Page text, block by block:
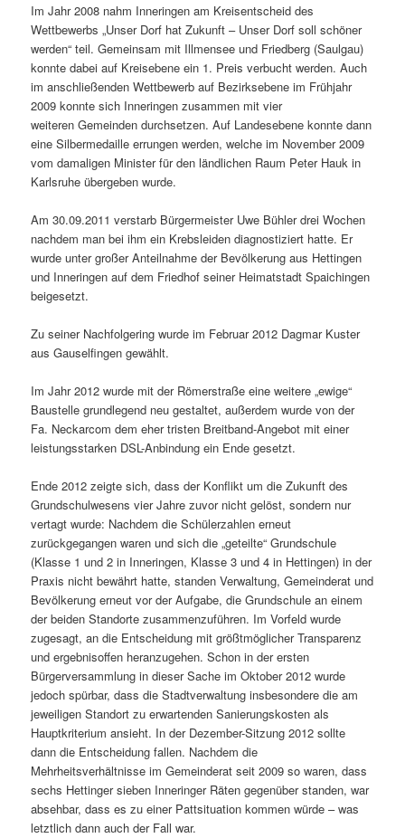
Im Jahr 2008 nahm Inneringen am Kreisentscheid des
Wettbewerbs „Unser Dorf hat Zukunft – Unser Dorf soll schöner
werden“ teil. Gemeinsam mit Illmensee und Friedberg (Saulgau)
konnte dabei auf Kreisebene ein 1. Preis verbucht werden. Auch
im anschließenden Wettbewerb auf Bezirksebene im Frühjahr
2009 konnte sich Inneringen zusammen mit vier
weiteren Gemeinden durchsetzen. Auf Landesebene konnte dann
eine Silbermedaille errungen werden, welche im November 2009
vom damaligen Minister für den ländlichen Raum Peter Hauk in
Karlsruhe übergeben wurde.
Am 30.09.2011 verstarb Bürgermeister Uwe Bühler drei Wochen
nachdem man bei ihm ein Krebsleiden diagnostiziert hatte. Er
wurde unter großer Anteilnahme der Bevölkerung aus Hettingen
und Inneringen auf dem Friedhof seiner Heimatstadt Spaichingen
beigesetzt.
Zu seiner Nachfolgering wurde im Februar 2012 Dagmar Kuster
aus Gauselfingen gewählt.
Im Jahr 2012 wurde mit der Römerstraße eine weitere „ewige“
Baustelle grundlegend neu gestaltet, außerdem wurde von der
Fa. Neckarcom dem eher tristen Breitband-Angebot mit einer
leistungsstarken DSL-Anbindung ein Ende gesetzt.
Ende 2012 zeigte sich, dass der Konflikt um die Zukunft des
Grundschulwesens vier Jahre zuvor nicht gelöst, sondern nur
vertagt wurde: Nachdem die Schülerzahlen erneut
zurückgegangen waren und sich die „geteilte“ Grundschule
(Klasse 1 und 2 in Inneringen, Klasse 3 und 4 in Hettingen) in der
Praxis nicht bewährt hatte, standen Verwaltung, Gemeinderat und
Bevölkerung erneut vor der Aufgabe, die Grundschule an einem
der beiden Standorte zusammenzuführen. Im Vorfeld wurde
zugesagt, an die Entscheidung mit größtmöglicher Transparenz
und ergebnisoffen heranzugehen. Schon in der ersten
Bürgerversammlung in dieser Sache im Oktober 2012 wurde
jedoch spürbar, dass die Stadtverwaltung insbesondere die am
jeweiligen Standort zu erwartenden Sanierungskosten als
Hauptkriterium ansieht. In der Dezember-Sitzung 2012 sollte
dann die Entscheidung fallen. Nachdem die
Mehrheitsverhältnisse im Gemeinderat seit 2009 so waren, dass
sechs Hettinger sieben Inneringer Räten gegenüber standen, war
absehbar, dass es zu einer Pattsituation kommen würde – was
letztlich dann auch der Fall war.